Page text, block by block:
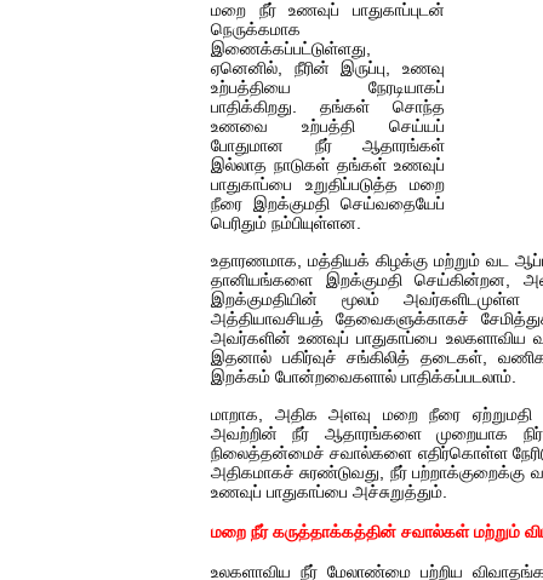
மறை நீர் உணவுப் பாதுகாப்புடன்
நெருக்கமாக
இணைக்கப்பட்டுள்ளது,
ஏனெனில், நீரின் இருப்பு, உணவு
உற்பத்தியை நேரடியாகப்
பாதிக்கிறது. தங்கள் சொந்த
உணவை உற்பத்தி செய்யப்
போதுமான நீர் ஆதாரங்கள்
இல்லாத நாடுகள் தங்கள் உணவுப்
பாதுகாப்பை உறுதிப்படுத்த மறை
நீரை இறக்குமதி செய்வதையேப்
பெரிதும் நம்பியுள்ளன.
உதாரணமாக, மத்தியக் கிழக்கு மற்றும் வட
தானியங்களை இறக்குமதி செய்கின்றன,
இறக்குமதியின் மூலம்
அத்தியாவசியத் தேவைகளுக்காகச்
அவர்களின் உணவுப் பாதுகாப்பை
இதனால் பகிர்வுச் சங்கிலித் தடைகள்,
இறக்கம் போன்றவைகளால் பாதிக்கப்படலாம்.
மாறாக, அதிக அளவு மறை நீரை ஏற்றுமதி
அவற்றின் நீர் ஆதாரங்களை முறையாக
நிலைத்தன்மைச் சவால்களை எதிர்கொள்ள
அதிகமாகச் சுரண்டுவது, நீர் பற்றாக்குறைக்கு
உணவுப் பாதுகாப்பை அச்சுறுத்தும்.
மறை நீர் கருத்தாக்கத்தின் சவால்கள் மற்றும்
உலகளாவிய நீர் மேலாண்மை பற்றிய